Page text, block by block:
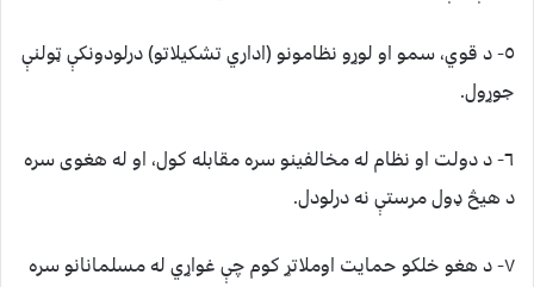
٥- د قوي، سمو او لوړو نظامونو (اداري تشکيلاتو) درلودونکې ټولنې
جوړول.
٦- د دولت او نظام له مخالفينو سره مقابله کول، او له هغوى سره
د هيڅ ډول مرستې نه درلودل.
٧- د هغو خلکو حمايت اوملاتړ کوم چې غواړي له مسلمانانو سره